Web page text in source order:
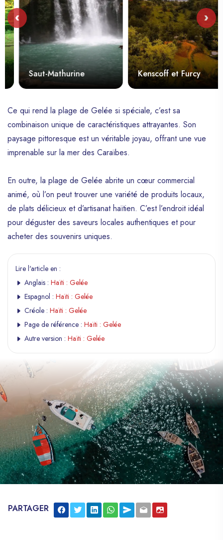
Saut-Mathurine Kenscoff et Furcy
‹ ›
Ce qui rend la plage de Gelée si spéciale, c’est sa
combinaison unique de caractéristiques attrayantes. Son
paysage pittoresque est un véritable joyau, offrant une vue
imprenable sur la mer des Caraïbes.
En outre, la plage de Gelée abrite un cœur commercial
animé, où l’on peut trouver une variété de produits locaux,
de plats délicieux et d’artisanat haïtien. C’est l’endroit idéal
pour déguster des saveurs locales authentiques et pour
acheter des souvenirs uniques.
Lire l'article en :
Anglais : Haïti : Gelée
Espagnol : Haïti : Gelée
Créole : Haïti : Gelée
Page de référence : Haïti : Gelée
Autre version : Haïti : Gelée
PARTAGER